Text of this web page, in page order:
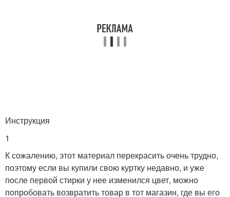
Инструкция
1
К сожалению, этот материал перекрасить очень трудно,
поэтому если вы купили свою куртку недавно, и уже
после первой стирки у нее изменился цвет, можно
попробовать возвратить товар в тот магазин, где вы его